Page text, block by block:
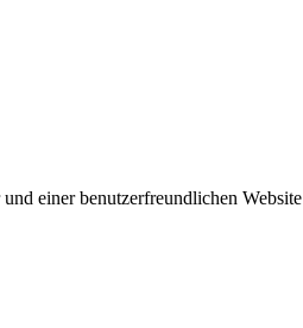
einer benutzerfreundlichen Website